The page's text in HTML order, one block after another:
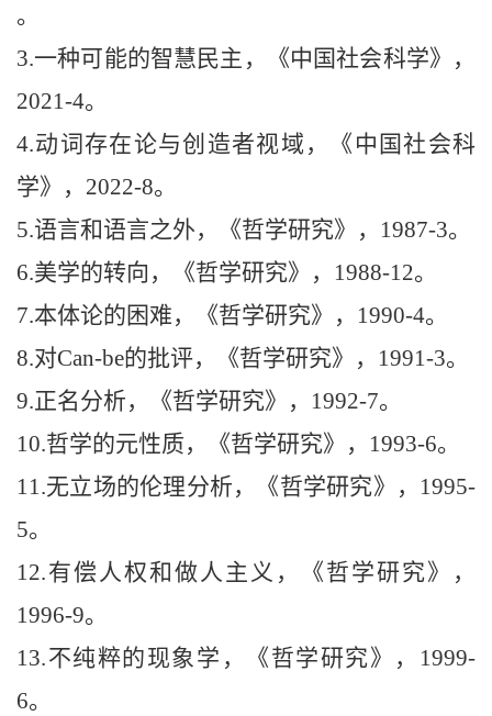
。
3.一种可能的智慧民主，《中国社会科学》，
2021-4。
4.动词存在论与创造者视域，《中国社会科
学》， 2022-8。
5.语言和语言之外，《哲学研究》 ， 1987-3。
6.美学的转向，《哲学研究》 ， 1988-12。
7.本体论的困难，《哲学研究》 ， 1990-4。
8.对Can-be的批评，《哲学研究》 ， 1991-3。
9.正名分析，《哲学研究》 ， 1992-7。
10.哲学的元性质，《哲学研究》 ， 1993-6。
11.无立场的伦理分析，《哲学研究》 ， 1995-
5。
12.有偿人权和做人主义，《哲学研究》
，
1996-9。
13.不纯粹的现象学，《哲学研究》 ， 1999-
6。